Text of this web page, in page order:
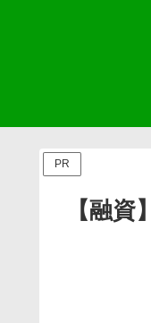
PR
【融資